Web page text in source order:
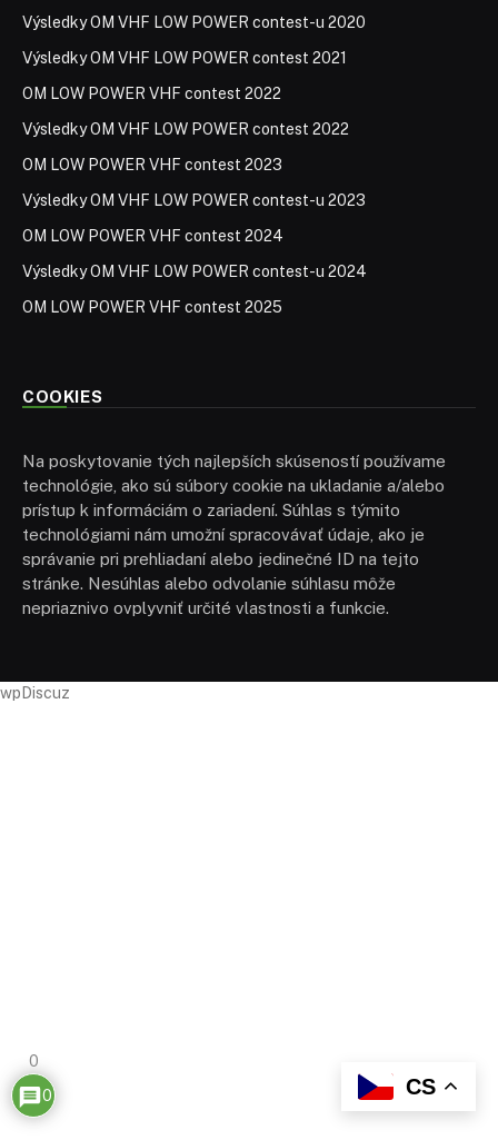
Výsledky OM VHF LOW POWER contest-u 2020
Výsledky OM VHF LOW POWER contest 2021
OM LOW POWER VHF contest 2022
Výsledky OM VHF LOW POWER contest 2022
OM LOW POWER VHF contest 2023
Výsledky OM VHF LOW POWER contest-u 2023
OM LOW POWER VHF contest 2024
Výsledky OM VHF LOW POWER contest-u 2024
OM LOW POWER VHF contest 2025
COOKIES
Na poskytovanie tých najlepších skúseností používame
technológie, ako sú súbory cookie na ukladanie a/alebo
prístup k informáciám o zariadení. Súhlas s týmito
technológiami nám umožní spracovávať údaje, ako je
správanie pri prehliadaní alebo jedinečné ID na tejto
stránke. Nesúhlas alebo odvolanie súhlasu môže
nepriaznivo ovplyvniť určité vlastnosti a funkcie.
CS
wpDiscuz
0
0